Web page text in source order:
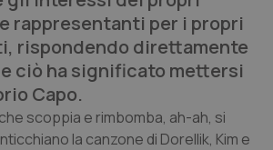
rappresentanti per i propri
rispondendo direttamente
ciò ha significato mettersi
Capo.
scoppia e rimbomba, ah-ah, si
la canzone di Dorellik, Kim e